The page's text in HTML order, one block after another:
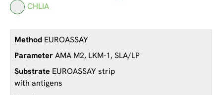
CHLIA
EUROASSAY
AMA M2, LKM-1, SLA/LP
EUROASSAY strip
with antigens